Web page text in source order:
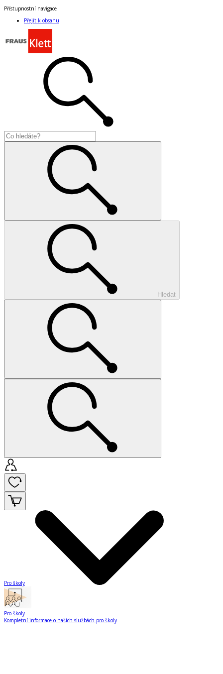
Přístupnostní navigace
Přejít k obsahu
Hledat
Pro školy
Pro školy
Kompletní informace o našich službách pro školy